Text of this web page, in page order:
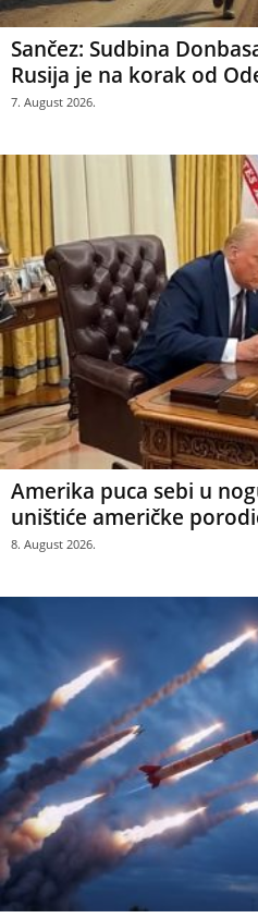
Sančez: Sudbina
Rusija je na korak od
7. August 2026.
Amerika puca sebi u
uništiće američke
8. August 2026.